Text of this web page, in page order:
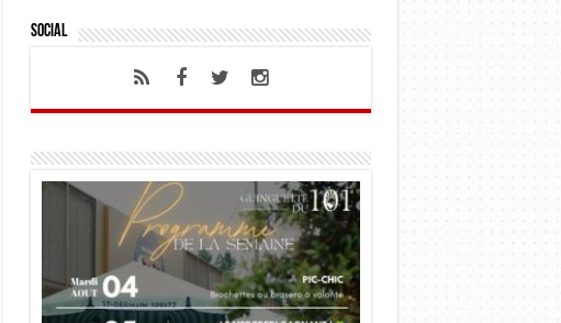
Social